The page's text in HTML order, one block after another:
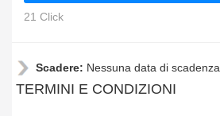
21 Click
Scadere: Nessuna data di scadenza
TERMINI E CONDIZIONI